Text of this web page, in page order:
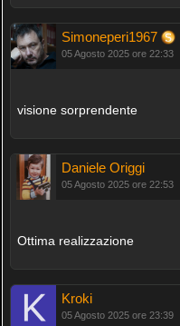
Simoneperi1967
05 Agosto 2025 ore 22:33
visione sorprendente
Daniele Origgi
05 Agosto 2025 ore 22:53
Ottima realizzazione
Kroki
05 Agosto 2025 ore 23:39